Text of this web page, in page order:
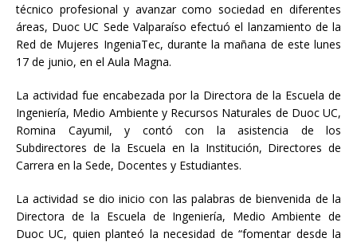
técnico profesional y avanzar como sociedad en diferentes
áreas, Duoc UC Sede Valparaíso efectuó el lanzamiento de la
Red de Mujeres IngeniaTec, durante la mañana de este lunes
17 de junio, en el Aula Magna.
La actividad fue encabezada por la Directora de la Escuela de
Ingeniería, Medio Ambiente y Recursos Naturales de Duoc UC,
Romina Cayumil, y contó con la asistencia de los
Subdirectores de la Escuela en la Institución, Directores de
Carrera en la Sede, Docentes y Estudiantes.
La actividad se dio inicio con las palabras de bienvenida de la
Directora de la Escuela de Ingeniería, Medio Ambiente de
Duoc UC, quien planteó la necesidad de “fomentar desde la